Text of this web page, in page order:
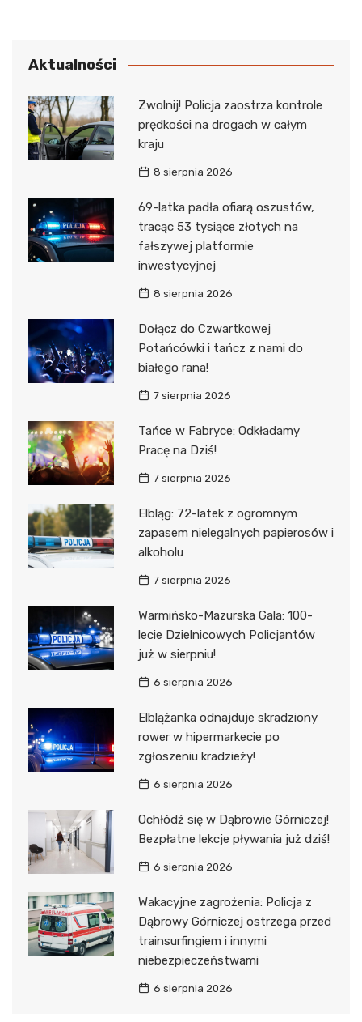
Aktualności
Zwolnij! Policja zaostrza kontrole
prędkości na drogach w całym
kraju
8 sierpnia 2026
69-latka padła ofiarą oszustów,
tracąc 53 tysiące złotych na
fałszywej platformie
inwestycyjnej
8 sierpnia 2026
Dołącz do Czwartkowej
Potańcówki i tańcz z nami do
białego rana!
7 sierpnia 2026
Tańce w Fabryce: Odkładamy
Pracę na Dziś!
7 sierpnia 2026
Elbląg: 72-latek z ogromnym
zapasem nielegalnych papierosów i
alkoholu
7 sierpnia 2026
Warmińsko-Mazurska Gala: 100-
lecie Dzielnicowych Policjantów
już w sierpniu!
6 sierpnia 2026
Elblążanka odnajduje skradziony
rower w hipermarkecie po
zgłoszeniu kradzieży!
6 sierpnia 2026
Ochłódź się w Dąbrowie Górniczej!
Bezpłatne lekcje pływania już dziś!
6 sierpnia 2026
Wakacyjne zagrożenia: Policja z
Dąbrowy Górniczej ostrzega przed
trainsurfingiem i innymi
niebezpieczeństwami
6 sierpnia 2026